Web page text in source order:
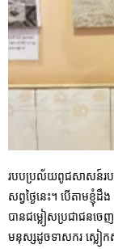
របបប្រល័យពូជសាសន៍រប
សព្វថ្ងៃនេះ។ បើតាមខ្ញុំដឹ
បានជម្លៀសប្រជាជនចេ
មនុស្សដូចទាសករ ស្លៀក